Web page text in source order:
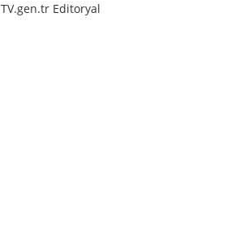
TV.gen.tr Editoryal